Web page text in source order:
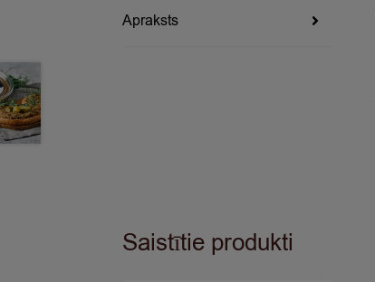
Apraksts
Saistītie produkti